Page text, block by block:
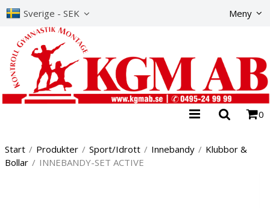
Sverige - SEK Meny
0
Start / Produkter / Sport/Idrott / Innebandy / Klubbor &
Bollar / INNEBANDY-SET ACTIVE